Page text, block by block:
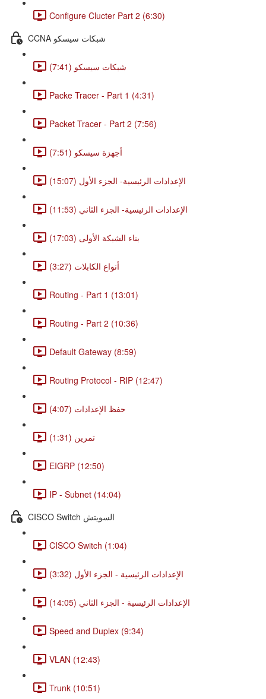
Configure Clucter Part 2 (6:30)
CCNA شبكات سيسكو
شبكات سيسكو (7:41)
Packe Tracer - Part 1 (4:31)
Packet Tracer - Part 2 (7:56)
أجهزة سيسكو (7:51)
الإعدادات الرئيسية- الجزء الأول (15:07)
الإعدادات الرئيسية- الجزء الثاني (11:53)
بناء الشبكة الأولى (17:03)
أنواع الكابلات (3:27)
Routing - Part 1 (13:01)
Routing - Part 2 (10:36)
Default Gateway (8:59)
Routing Protocol - RIP (12:47)
حفظ الإعدادات (4:07)
تمرين (1:31)
EIGRP (12:50)
IP - Subnet (14:04)
CISCO Switch السويتش
CISCO Switch (1:04)
الإعدادات الرئيسية - الجزء الأول (3:32)
الإعدادات الرئيسية - الجزء الثاني (14:05)
Speed and Duplex (9:34)
VLAN (12:43)
Trunk (10:51)